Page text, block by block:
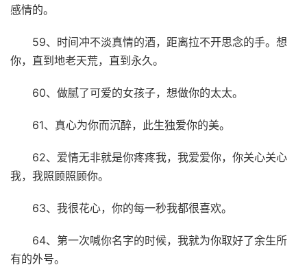
感情的。
59、时间冲不淡真情的酒，距离拉不开思念的手。想
你，直到地老天荒，直到永久。
60、做腻了可爱的女孩子，想做你的太太。
61、真心为你而沉醉，此生独爱你的美。
62、爱情无非就是你疼疼我，我爱爱你，你关心关心
我，我照顾照顾你。
63、我很花心，你的每一秒我都很喜欢。
64、第一次喊你名字的时候，我就为你取好了余生所
有的外号。